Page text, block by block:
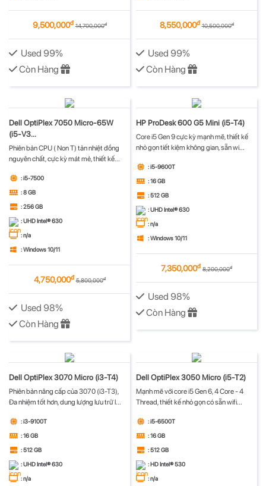
9,500,000đ 14,700,000đ
Used 99%
Còn Hàng
8,550,000đ 10,500,000đ
Used 99%
Còn Hàng
Dell OptiPlex 7050 Micro-65W
(i5-V3...
Phiên bản CPU ( Non T) tản nhiệt đồng
nguyên chất, cực kỳ mát mẻ, thiết kế...
: i5-7500
: 8 GB
: 256 GB
: UHD Intel® 630
: n/a
: Windows 10/11
4,750,000đ 5,800,000đ
Used 98%
Còn Hàng
HP ProDesk 600 G5 Mini (i5-T4)
Core i5 Gen 9 cực kỳ mạnh mẽ, thiết kế
nhỏ gọn tiết kiệm không gian, sẵn wi...
: i5-9600T
: 16 GB
: 512 GB
: UHD Intel® 630
: n/a
: Windows 10/11
7,350,000đ 8,200,000đ
Used 98%
Còn Hàng
Dell OptiPlex 3070 Micro (i3-T4)
Phiên bản nâng cấp của 3070 (i3-T3),
Đa nhiệm tốt hơn, dung lượng lưu trữ l...
: i3-9100T
: 16 GB
: 512 GB
: UHD Intel® 630
: n/a
Dell OptiPlex 3050 Micro (i5-T2)
Mạnh mẽ với core i5 Gen 6, 4 Core - 4
Thread, thiết kế nhỏ gọn có sẵn wifi...
: i5-6500T
: 16 GB
: 512 GB
: HD Intel® 530
: n/a